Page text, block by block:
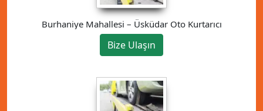
Burhaniye Mahallesi – Üsküdar Oto Kurtarıcı
Bize Ulaşın